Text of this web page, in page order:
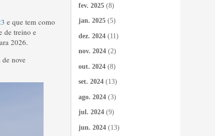
e que tem como
de treino e
2026.
nove
fev. 2025 (8)
jan. 2025 (5)
dez. 2024 (11)
nov. 2024 (2)
out. 2024 (8)
set. 2024 (13)
ago. 2024 (3)
jul. 2024 (9)
jun. 2024 (13)